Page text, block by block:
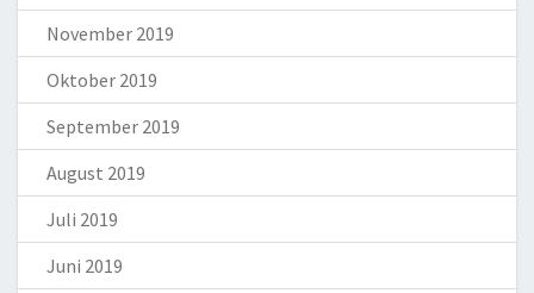
November 2019
Oktober 2019
September 2019
August 2019
Juli 2019
Juni 2019